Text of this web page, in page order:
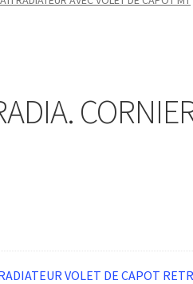
VOLET DE CAPOT